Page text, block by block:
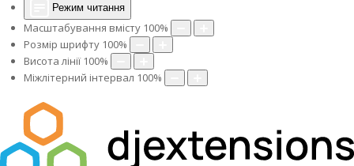
Режим читання
Масштабування вмісту 100%
Розмір шрифту 100%
Висота лінії 100%
Міжлітерний інтервал 100%